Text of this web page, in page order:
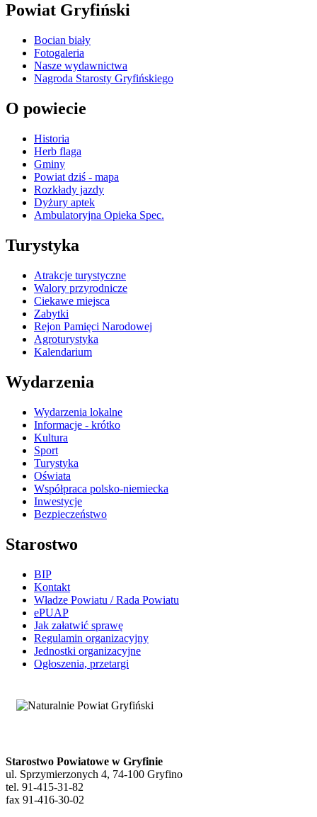
Powiat Gryfiński
Bocian biały
Fotogaleria
Nasze wydawnictwa
Nagroda Starosty Gryfińskiego
O powiecie
Historia
Herb flaga
Gminy
Powiat dziś - mapa
Rozkłady jazdy
Dyżury aptek
Ambulatoryjna Opieka Spec.
Turystyka
Atrakcje turystyczne
Walory przyrodnicze
Ciekawe miejsca
Zabytki
Rejon Pamięci Narodowej
Agroturystyka
Kalendarium
Wydarzenia
Wydarzenia lokalne
Informacje - krótko
Kultura
Sport
Turystyka
Oświata
Współpraca polsko-niemiecka
Inwestycje
Bezpieczeństwo
Starostwo
BIP
Kontakt
Władze Powiatu / Rada Powiatu
ePUAP
Jak załatwić sprawę
Regulamin organizacyjny
Jednostki organizacyjne
Ogłoszenia, przetargi
Starostwo Powiatowe w Gryfinie
ul. Sprzymierzonych 4, 74-100 Gryfino
tel. 91-415-31-82
fax 91-416-30-02